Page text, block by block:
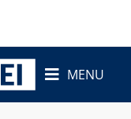
MENU